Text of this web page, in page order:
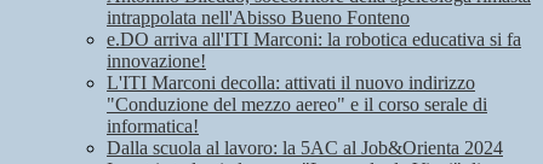
intrappolata nell'Abisso Bueno Fonteno
e.DO arriva all'ITI Marconi: la robotica educativa si fa
innovazione!
L'ITI Marconi decolla: attivati il nuovo indirizzo
"Conduzione del mezzo aereo" e il corso serale di
informatica!
Dalla scuola al lavoro: la 5AC al Job&Orienta 2024